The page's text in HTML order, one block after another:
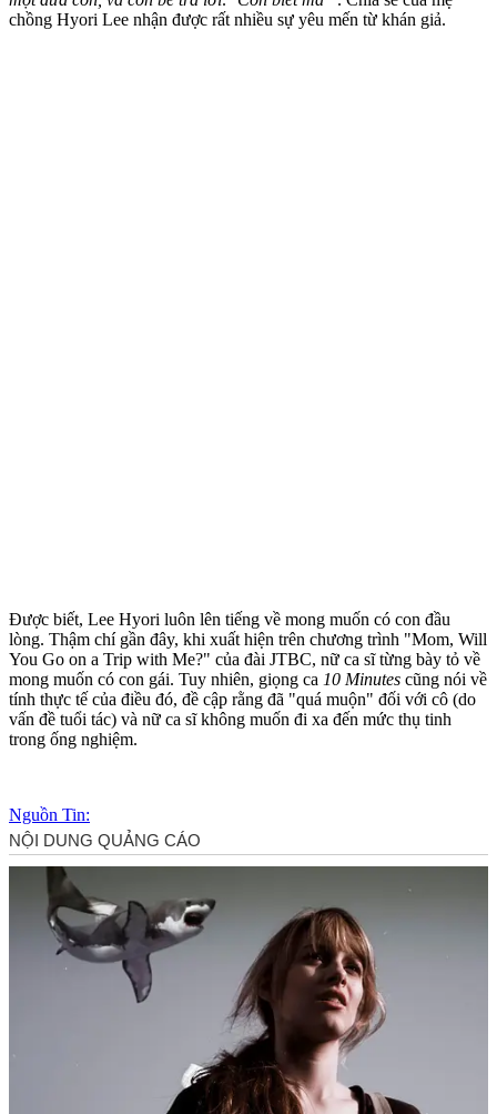
chồng Hyori Lee nhận được rất nhiều sự yêu mến từ khán giả.
Được biết, Lee Hyori luôn lên tiếng về mong muốn có con đầu
lòng. Thậm chí gần đây, khi xuất hiện trên chương trình "Mom, Will
You Go on a Trip with Me?" của đài JTBC, nữ ca sĩ từng bày tỏ về
mong muốn có con gái. Tuy nhiên, giọng ca 10 Minutes cũng nói về
tính thực tế của điều đó, đề cập rằng đã "quá muộn" đối với cô (do
vấn đề tuổi tác) và nữ ca sĩ không muốn đi xa đến mức thụ tinh
trong ống nghiệm.
Nguồn Tin: